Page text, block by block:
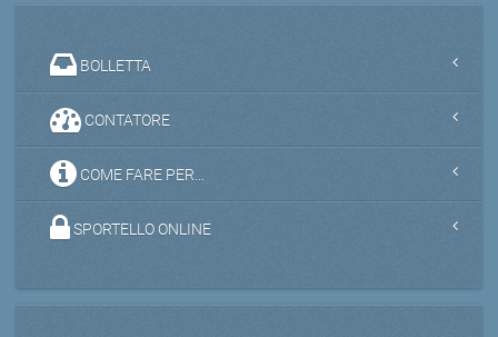
BOLLETTA
CONTATORE
COME FARE PER...
SPORTELLO ONLINE